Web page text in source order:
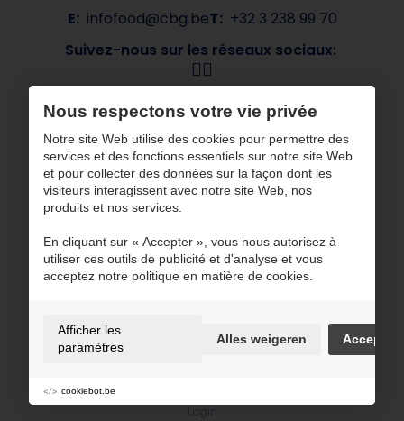
E: infofood@cbg.beT: +32 3 238 99 70
Suivez-nous sur les réseaux sociaux:
Navigation
À propos de CBG
Secteurs
ESG
Nos marques
Contact
Conditions d'utilisation et politique de confidentialité
Nous respectons votre vie privée
Notre site Web utilise des cookies pour permettre des
services et des fonctions essentiels sur notre site Web
et pour collecter des données sur la façon dont les
visiteurs interagissent avec notre site Web, nos
produits et nos services.
En cliquant sur « Accepter », vous nous autorisez à
utiliser ces outils de publicité et d'analyse et vous
acceptez notre politique en matière de cookies.
Afficher les
paramètres
Alles weigeren Accepter
cookiebot.be